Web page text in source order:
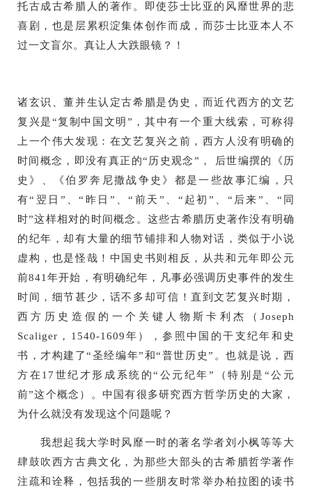
托古成古希腊人的著作。即使莎士比亚的风靡世界的悲
喜剧，也是层累积淀集体创作而成，而莎士比亚本人不
过一文盲尔。真让人大跌眼镜？！
诸玄识、董并生认定古希腊是伪史，而近代西方的文艺
复兴是“复制中国文明”，其中有一个重大线索，可称得
上一个伟大发现：在文艺复兴之前，西方人没有明确的
时间概念，即没有真正的“历史观念”， 后世编撰的《历
史》、《伯罗奔尼撒战争史》都是一些故事汇编，只
有“翌日”、“昨日”、“前天”、“起初”、“后来”、“同
时”这样相对的时间概念。这些古希腊历史著作没有明确
的纪年，却有大量的细节铺排和人物对话，类似于小说
虚构，也是怪哉！中国史书则相反，从共和元年即公元
前841年开始，有明确纪年，凡事必强调历史事件的发生
时间，细节甚少，话不多却可信！直到文艺复兴时期，
西方历史造假的一个关键人物斯卡利杰（Joseph
Scaliger，1540-1609年），参照中国的干支纪年和史
书，才构建了“圣经编年”和“普世历史”。也就是说，西
方在17世纪才形成系统的“公元纪年”（特别是“公元
前”这个概念）。中国有很多研究西方哲学历史的大家，
为什么就没有发现这个问题呢？
我想起我大学时风靡一时的著名学者刘小枫等等大
肆鼓吹西方古典文化，为那些大部头的古希腊哲学著作
注疏和诠释，包括我的一些朋友时常举办柏拉图的读书